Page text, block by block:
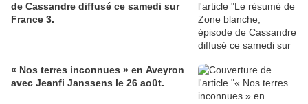
de Cassandre diffusé ce samedi sur
France 3.
« Nos terres inconnues » en Aveyron
avec Jeanfi Janssens le 26 août.